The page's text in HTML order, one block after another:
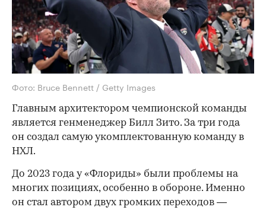
Фото: Bruce Bennett / Getty Images
Главным архитектором чемпионской команды
является генменеджер Билл Зито. За три года
он создал самую укомплектованную команду в
НХЛ.
До 2023 года у «Флориды» были проблемы на
многих позициях, особенно в обороне. Именно
он стал автором двух громких переходов —